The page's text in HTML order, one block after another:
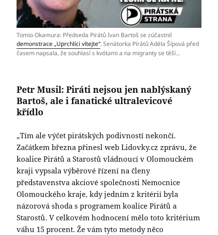
Tomio Okamura: Předseda Pirátů Ivan Bartoš se zúčastnil
demonstrace „Uprchlíci vítejte“. Senátorka Pirátů Adéla Šípová před
časem napsala, že souhlasí s kvótami a na migranty se těší…
Petr Musil: Piráti nejsou jen nablýskaný
Bartoš, ale i fanatické ultralevicové
křídlo
„Tím ale výčet pirátských podivností nekončí.
Začátkem března přinesl web Lidovky.cz zprávu, že
koalice Pirátů a Starostů vládnoucí v Olomouckém
kraji vypsala výběrové řízení na členy
představenstva akciové společnosti Nemocnice
Olomouckého kraje, kdy jedním z kritérií byla
názorová shoda s programem koalice Pirátů a
Starostů. V celkovém hodnocení mělo toto kritérium
váhu 15 procent. Že vám tyto metody něco